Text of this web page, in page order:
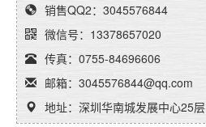
销售QQ2：3045576844
微信号：13378657020
传真：0755-84696606
邮箱：3045576844@qq.com
地址：深圳华南城发展中心25层